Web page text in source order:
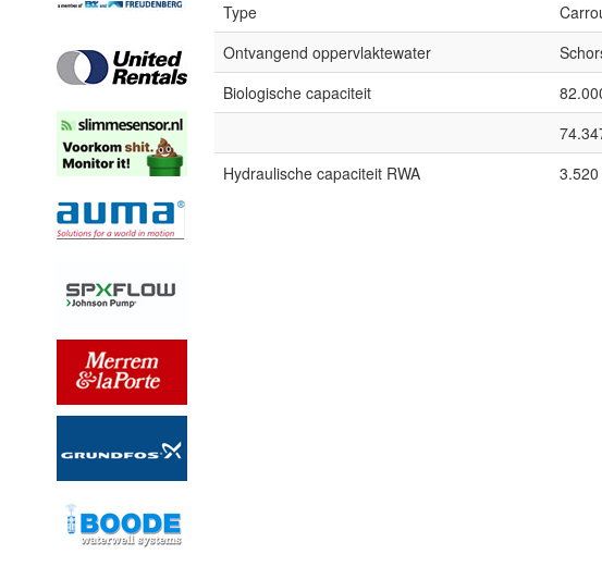
Type
Ontvangend oppervlaktewater
Biologische capaciteit
Hydraulische capaciteit RWA